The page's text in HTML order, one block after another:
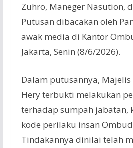
Zuhro, Maneger Nasution,
Putusan dibacakan oleh
awak media di Kantor
Jakarta, Senin (8/6/2026).
Dalam putusannya,
Hery terbukti melakukan
terhadap sumpah jabatan,
kode perilaku insan
Tindakannya dinilai telah